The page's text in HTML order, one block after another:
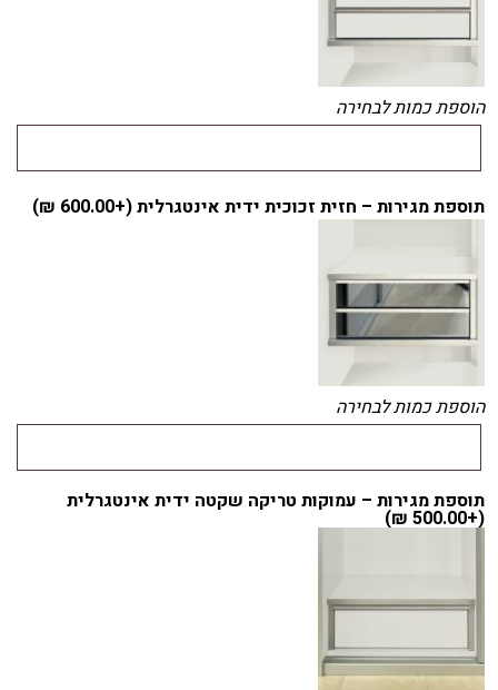
הוספת כמות לבחירה
תוספת מגירות – חזית זכוכית ידית אינטגרלית (+600.00
₪
)
הוספת כמות לבחירה
תוספת מגירות – עמוקות טריקה שקטה ידית אינטגרלית
(+
500.00
₪
)